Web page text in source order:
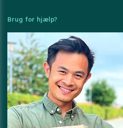
Brug for hjælp?